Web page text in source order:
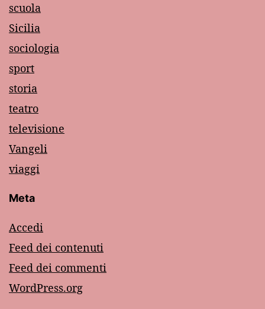
scuola
Sicilia
sociologia
sport
storia
teatro
televisione
Vangeli
viaggi
Meta
Accedi
Feed dei contenuti
Feed dei commenti
WordPress.org